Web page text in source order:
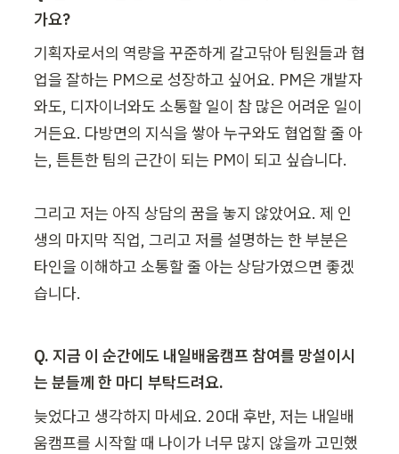
가요?
기획자로서의 역량을 꾸준하게 갈고닦아 팀원들과 협
업을 잘하는 PM으로 성장하고 싶어요. PM은 개발자
와도, 디자이너와도 소통할 일이 참 많은 어려운 일이
거든요. 다방면의 지식을 쌓아 누구와도 협업할 줄 아
는, 튼튼한 팀의 근간이 되는 PM이 되고 싶습니다.
그리고 저는 아직 상담의 꿈을 놓지 않았어요. 제 인
생의 마지막 직업, 그리고 저를 설명하는 한 부분은
타인을 이해하고 소통할 줄 아는 상담가였으면 좋겠
습니다.
Q. 지금 이 순간에도 내일배움캠프 참여를 망설이시
는 분들께 한 마디 부탁드려요.
늦었다고 생각하지 마세요. 20대 후반, 저는 내일배
움캠프를 시작할 때 나이가 너무 많지 않을까 고민했